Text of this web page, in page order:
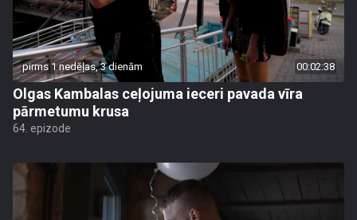
pirms 1 nedēļas, 3 dienām 00:02:38
Olgas Kambalas ceļojuma ieceri pavada vīra
pārmetumu krusa
64. epizode